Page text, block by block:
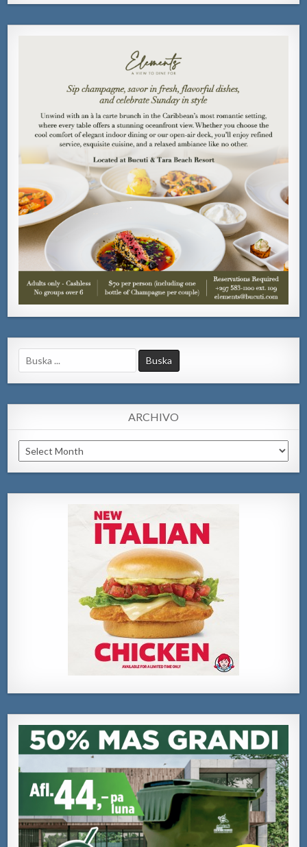
Search
for:
ARCHIVO
Archivo